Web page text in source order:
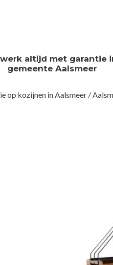
altijd met garantie
gemeente Aalsmeer
op kozijnen in Aalsmeer /